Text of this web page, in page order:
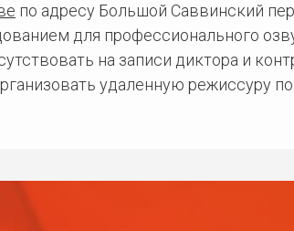
по адресу Большой Саввинский
для профессионального
на записи диктора и
удаленную режиссуру